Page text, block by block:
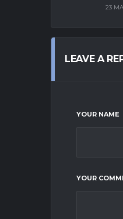
23
LEAVE A
YOUR NAME
YOUR